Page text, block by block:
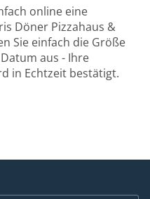
online eine
Döner Pizzahaus &
Sie einfach die Größe
aus - Ihre
in Echtzeit bestätigt.